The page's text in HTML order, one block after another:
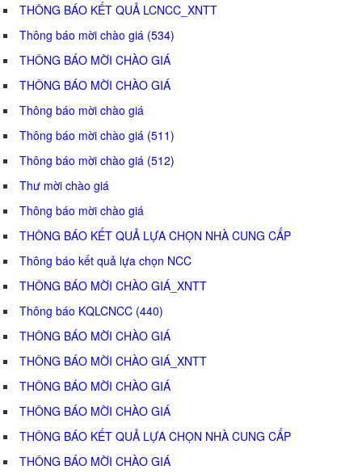
THÔNG BÁO KẾT QUẢ LCNCC_XNTT
Thông báo mời chào giá (534)
THÔNG BÁO MỜI CHÀO GIÁ
THÔNG BÁO MỜI CHÀO GIÁ
Thông báo mời chào giá
Thông báo mời chào giá (511)
Thông báo mời chào giá (512)
Thư mời chào giá
Thông báo mời chào giá
THÔNG BÁO KẾT QUẢ LỰA CHỌN NHÀ CUNG CẤP
Thông báo kết quả lựa chọn NCC
THÔNG BÁO MỜI CHÀO GIÁ_XNTT
Thông báo KQLCNCC (440)
THÔNG BÁO MỜI CHÀO GIÁ
THÔNG BÁO MỜI CHÀO GIÁ_XNTT
THÔNG BÁO MỜI CHÀO GIÁ
THÔNG BÁO MỜI CHÀO GIÁ
THÔNG BÁO KẾT QUẢ LỰA CHỌN NHÀ CUNG CẤP
THÔNG BÁO MỜI CHÀO GIÁ